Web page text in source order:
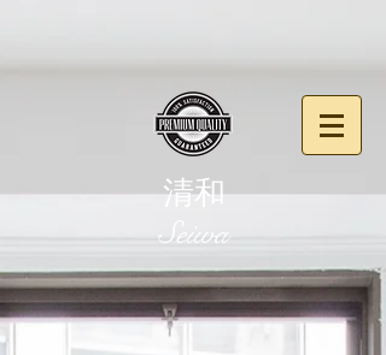
清和
​Seiwa